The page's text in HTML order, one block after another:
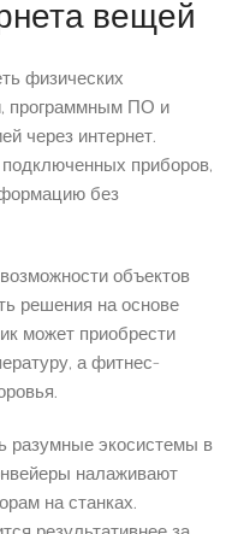
вещей
физических
программным ПО и
через интернет.
приборов,
без
объектов
решения на основе
может приобрести
а фитнес-
разумные экосистемы в
налаживают
на станках.